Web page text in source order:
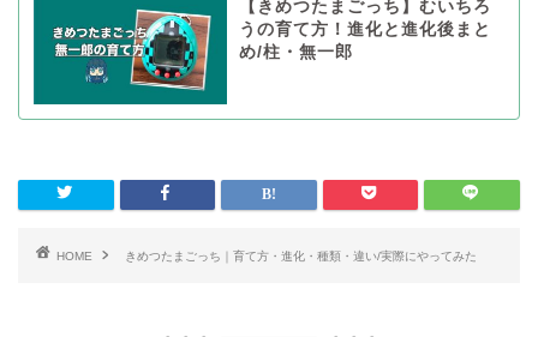
【きめつたまごっち】むいちろ
うの育て方！進化と進化後まと
め/柱・無一郎
HOME きめつたまごっち｜育て方・進化・種類・違い/実際にやってみた